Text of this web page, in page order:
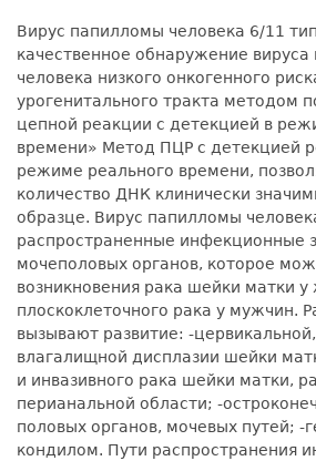
Вирус папилломы человека 6/11
качественное обнаружение
человека низкого онкогенного
урогенитального тракта методом
цепной реакции с детекцией в
времени» Метод ПЦР с детекцией
режиме реального времени,
количество ДНК клинически
образце. Вирус папилломы
распространенные инфекционные
мочеполовых органов, которое
возникновения рака шейки матки
плоскоклеточного рака у мужчин.
вызывают развитие: -
влагалищной дисплазии шейки
и инвазивного рака шейки матки,
перианальной области; -
половых органов, мочевых путей; -
кондилом. Пути распространения